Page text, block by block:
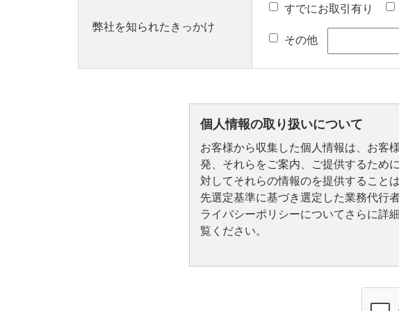
弊社を知られたきっかけ
すでにお取引有り
その他
個人情報の取り扱いについて
お客様から収集した個人情報は、お客
発、それらをご案内、ご提供するため
対してそれらの情報のを提供すること
先選定基準に基づき選定した業務代行
ライバシーポリシーについてさらに詳
覧ください。